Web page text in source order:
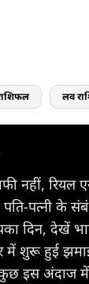
लव
नहीं, रियल
पत‍ि-पत्नी के
द‍िन, देखें
में शुरू हुई
कुछ इस अंदाज